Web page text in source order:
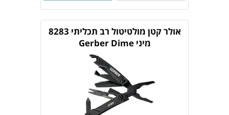
אולר קטן מולטיטול רב תכליתי 8283
מיני Gerber Dime